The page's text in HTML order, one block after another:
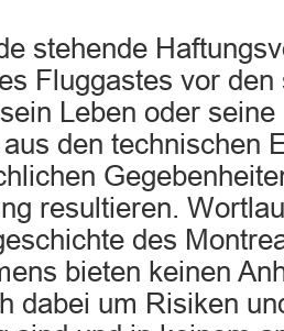
stehende
Fluggastes vor
Leben oder
aus den technischen
resultieren.
des
bieten keinen
dabei um Risiken